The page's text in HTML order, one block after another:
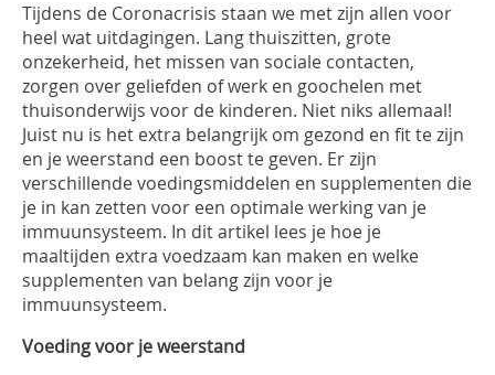
vergeten?
wachtwoord
Blijf ingelogd
INLOGGEN
Tijdens de Coronacrisis staan we met zijn allen voor
heel wat uitdagingen. Lang thuiszitten, grote
onzekerheid, het missen van sociale contacten,
zorgen over geliefden of werk en goochelen met
thuisonderwijs voor de kinderen. Niet niks allemaal!
Juist nu is het extra belangrijk om gezond en fit te zijn
en je weerstand een boost te geven. Er zijn
verschillende voedingsmiddelen en supplementen die
je in kan zetten voor een optimale werking van je
immuunsysteem. In dit artikel lees je hoe je
maaltijden extra voedzaam kan maken en welke
supplementen van belang zijn voor je
immuunsysteem.
Voeding voor je weerstand